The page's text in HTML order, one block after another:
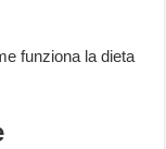
funziona la dieta